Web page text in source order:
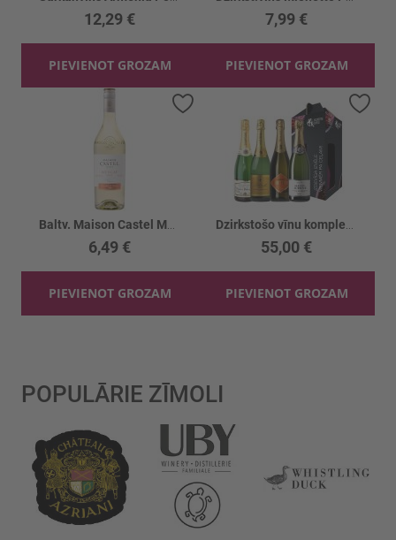
12,29 €
PIEVIENOT GROZAM
7,99 €
PIEVIENOT GROZAM
6,49 €
PIEVIENOT GROZAM
Pievienot vēlmju sarakstam
55,00 €
PIEVIENOT GROZAM
POPULĀRIE ZĪMOLI